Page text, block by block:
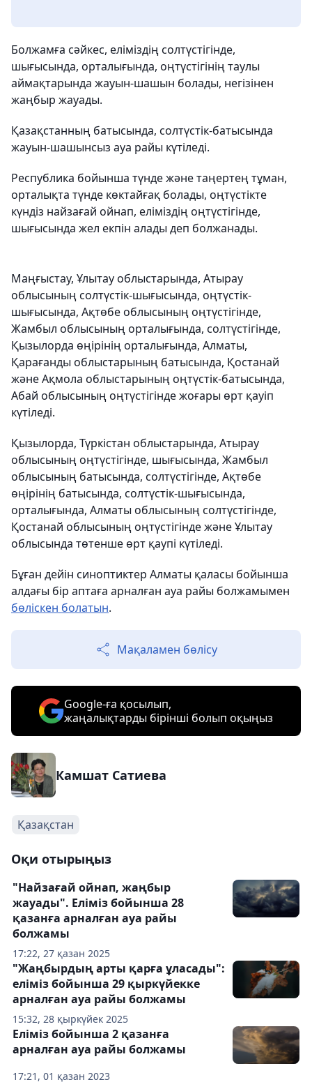
Болжамға сәйкес, еліміздің солтүстігінде,
шығысында, орталығында, оңтүстігінің таулы
аймақтарында жауын-шашын болады, негізінен
жаңбыр жауады.
Қазақстанның батысында, солтүстік-батысында
жауын-шашынсыз ауа райы күтіледі.
Республика бойынша түнде және таңертең тұман,
орталықта түнде көктайғақ болады, оңтүстікте
күндіз найзағай ойнап, еліміздің оңтүстігінде,
шығысында жел екпін алады деп болжанады.
Маңғыстау, Ұлытау облыстарында, Атырау
облысының солтүстік-шығысында, оңтүстік-
шығысында, Ақтөбе облысының оңтүстігінде,
Жамбыл облысының орталығында, солтүстігінде,
Қызылорда өңірінің орталығында, Алматы,
Қарағанды облыстарының батысында, Қостанай
және Ақмола облыстарының оңтүстік-батысында,
Абай облысының оңтүстігінде жоғары өрт қауіп
күтіледі.
Қызылорда, Түркістан облыстарында, Атырау
облысының оңтүстігінде, шығысында, Жамбыл
облысының батысында, солтүстігінде, Ақтөбе
өңірінің батысында, солтүстік-шығысында,
орталығында, Алматы облысының солтүстігінде,
Қостанай облысының оңтүстігінде және Ұлытау
облысында төтенше өрт қаупі күтіледі.
Бұған дейін синоптиктер Алматы қаласы бойынша
алдағы бір аптаға арналған ауа райы болжамымен
бөліскен болатын.
Мақаламен бөлісу
Google-ға қосылып,
жаңалықтарды бірінші болып оқыңыз
Камшат Сатиева
Қазақстан
Оқи отырыңыз
17:22, 27 қазан 2025
"Найзағай ойнап, жаңбыр
жауады". Еліміз бойынша 28
қазанға арналған ауа райы
болжамы
15:32, 28 қыркүйек 2025
"Жаңбырдың арты қарға ұласады":
еліміз бойынша 29 қыркүйекке
арналған ауа райы болжамы
17:21, 01 қазан 2023
Еліміз бойынша 2 қазанға
арналған ауа райы болжамы